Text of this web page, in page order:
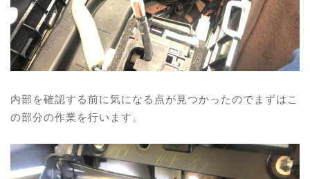
内部を確認する前に気になる点が見つかったのでまずはこ
の部分の作業を行います。